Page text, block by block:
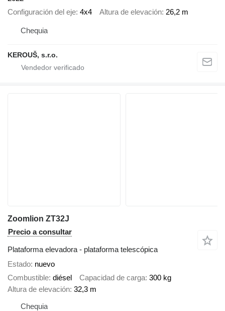
Configuración del eje 4x4 Altura de elevación 26,2 m
Chequia
KEROUŠ, s.r.o.
Zoomlion ZT32J
Precio a consultar
Plataforma elevadora - plataforma telescópica
Estado nuevo
Combustible diésel Capacidad de carga 300 kg
Altura de elevación 32,3 m
Chequia